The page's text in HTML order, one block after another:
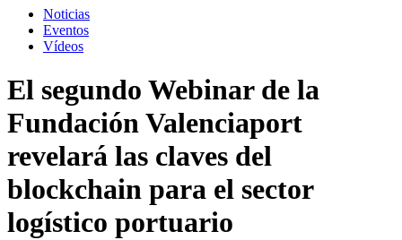
Noticias
Eventos
Vídeos
El segundo Webinar de la
Fundación Valenciaport
revelará las claves del
blockchain para el sector
logístico portuario